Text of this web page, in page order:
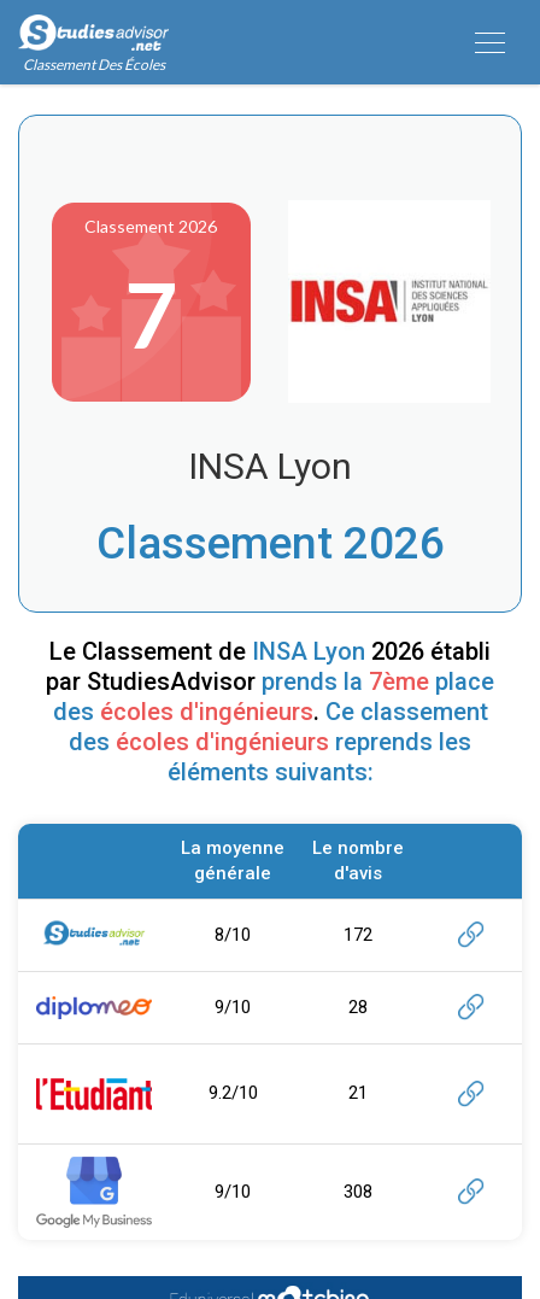
Classement Des Écoles
Classement 2026
7
INSA Lyon
Classement 2026
Le Classement de INSA Lyon 2026 établi
par StudiesAdvisor prends la 7ème place
des écoles d'ingénieurs. Ce classement
des écoles d'ingénieurs reprends les
éléments suivants:
La moyenne
générale
Le nombre
d'avis
8/10 172
9/10 28
9.2/10 21
9/10 308